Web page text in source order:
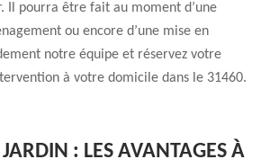
Il pourra être fait au moment d’une
ou encore d’une mise en
notre équipe et réservez votre
à votre domicile dans le 31460.
: LES AVANTAGES À